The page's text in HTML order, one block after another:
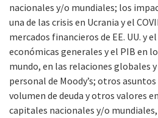
nacionales y/o mundiales; los
una de las crisis en Ucrania y el
mercados financieros de EE. UU. y
económicas generales y el PIB en
mundo, en las relaciones globales
personal de Moody’s; otros
volumen de deuda y otros valores
capitales nacionales y/o